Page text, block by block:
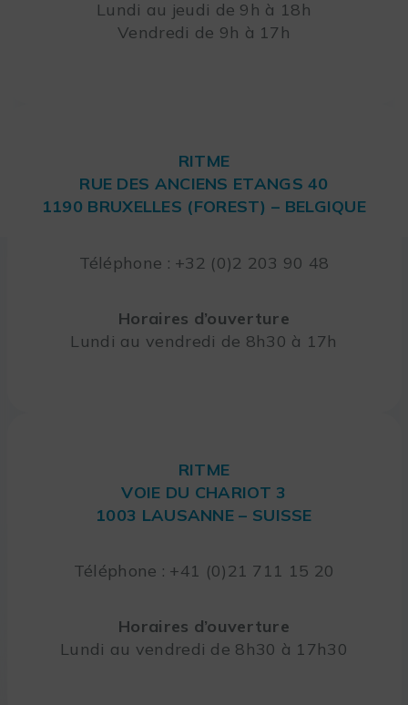
Lundi au jeudi de 9h à 18h
Vendredi de 9h à 17h
RITME
RUE DES ANCIENS ETANGS 40
1190 BRUXELLES (FOREST) – BELGIQUE
Téléphone : +32 (0)2 203 90 48
Horaires d’ouverture
Lundi au vendredi de 8h30 à 17h
RITME
VOIE DU CHARIOT 3
1003 LAUSANNE – SUISSE
Téléphone : +41 (0)21 711 15 20
Horaires d’ouverture
Lundi au vendredi de 8h30 à 17h30